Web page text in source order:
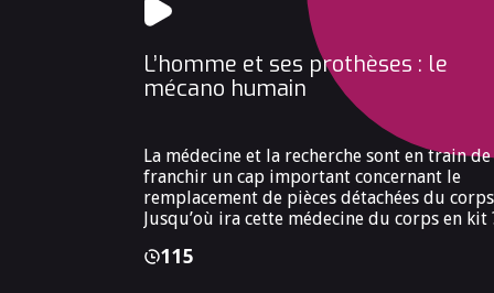
L’homme et ses prothèses : le
mécano humain
La médecine et la recherche sont en train de
franchir un cap important concernant le
remplacement de pièces détachées du
Jusqu’où ira cette médecine du corps en kit
115